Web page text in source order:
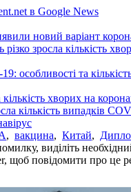
в Google News
новий варіант
різко зросла кількість
особливості та
хворих на
кількість випадків
, вакцина, Китай,
виділіть
щоб повідомити про це